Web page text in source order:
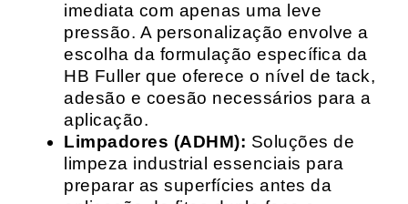
imediata com apenas uma leve
pressão. A personalização envolve a
escolha da formulação específica da
HB Fuller que oferece o nível de tack,
adesão e coesão necessários para a
aplicação.
Limpadores (ADHM): Soluções de
limpeza industrial essenciais para
preparar as superfícies antes da